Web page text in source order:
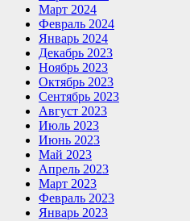
Март 2024
Февраль 2024
Январь 2024
Декабрь 2023
Ноябрь 2023
Октябрь 2023
Сентябрь 2023
Август 2023
Июль 2023
Июнь 2023
Май 2023
Апрель 2023
Март 2023
Февраль 2023
Январь 2023